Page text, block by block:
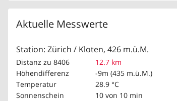
Aktuelle Messwerte
Station: Zürich / Kloten, 426 m.ü.M.
Distanz zu 8406
12.7 km
Höhendifferenz
-9m (435 m.ü.M.)
Temperatur
28.9 °C
Sonnenschein
10 von 10 min